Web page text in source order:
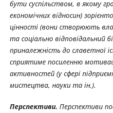
бути суспільством, в якому
економічних відносин)
цінності (вони створюють
та соціально відповідальний
приналежність до славетної
сприятиме посиленню
активностей (у сфері
мистецтва, науки та ін.).
Перспективи. Перспективи